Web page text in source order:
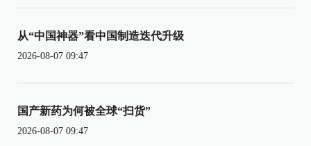
从“中国神器”看中国制造迭代升级
2026-08-07 09:47
国产新药为何被全球“扫货”
2026-08-07 09:47